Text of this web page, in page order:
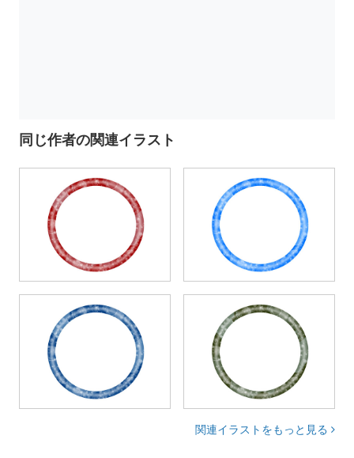
同じ作者の関連イラスト
関連イラストをもっと見る